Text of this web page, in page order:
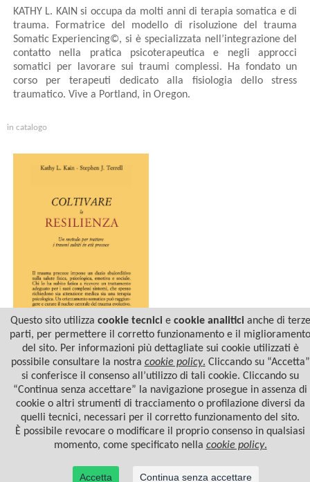
KATHY L. KAIN si occupa da molti anni di terapia somatica e di
trauma. Formatrice del modello di risoluzione del trauma
Somatic Experiencing©, si è specializzata nell’integrazione del
contatto nella pratica psicoterapeutica e negli approcci
somatici per lavorare sui traumi complessi. Ha fondato un
corso per terapeuti dedicato alla fisiologia dello stress
traumatico. Vive a Portland, in Oregon.
in catalogo
COLTIVARE LA RESILIENZA
Questo sito utilizza cookie tecnicie cookie analiticianche di terze
parti, per permettere il corretto funzionamento e il miglioramento
del sito. Per informazioni più dettagliate sui cookie utilizzati è
possibile consultare la nostra cookie policy. Cliccando su “Accetta”
si conferisce il consenso all’utilizzo di tali cookie. Cliccando su
“Continua senza accettare” la navigazione prosegue in assenza di
cookie o altri strumenti di tracciamento o profilazione diversi da
quelli tecnici, necessari per il corretto funzionamento del sito.
È possibile revocare o modificare il proprio consenso in qualsiasi
momento, come specificato nella cookie policy.
Accetta Continua senza accettare